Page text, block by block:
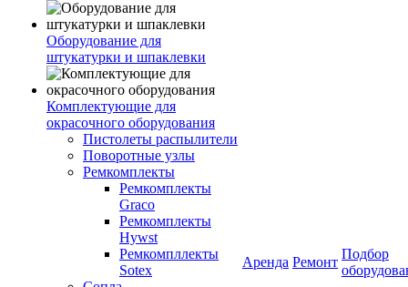
Оборудование для
штукатурки и шпаклевки
Комплектующие для
окрасочного оборудования
Пистолеты распылители
Поворотные узлы
Ремкомплекты
Ремкомплекты
Graco
Ремкомплекты
Hywst
Ремкомпллекты
Sotex
Аренда Ремонт
Подбор